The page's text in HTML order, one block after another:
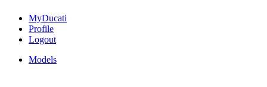
MyDucati
Profile
Logout
Models